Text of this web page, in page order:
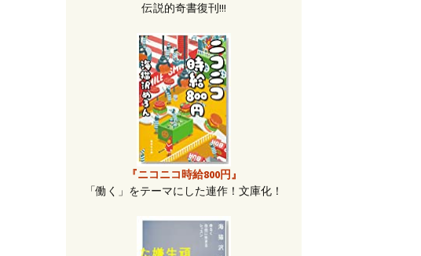
伝説的奇書復刊!!!
『ニコニコ時給800円』
「働く」をテーマにした連作！文庫化！